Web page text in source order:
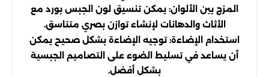
المزج بين الألوان: يمكن تنسيق لون الجبس بورد مع
الأثاث والدهانات لإنشاء توازن بصري متناسق.
استخدام الإضاءة: توجيه الإضاءة بشكل صحيح يمكن
أن يساعد في تسليط الضوء على التصاميم الجبسية
بشكل أفضل.